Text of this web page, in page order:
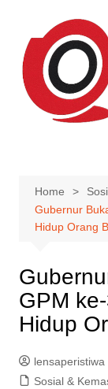
content
Home
Gubernur
Hidup Orang
GPM
Hidup
lensaperistiwa
Sosial &